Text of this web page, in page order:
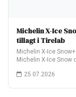
Michelin X-Ice
tillagt i Tirelab
Michelin X-Ice
Michelin X-Ice Snow
25.07.2026